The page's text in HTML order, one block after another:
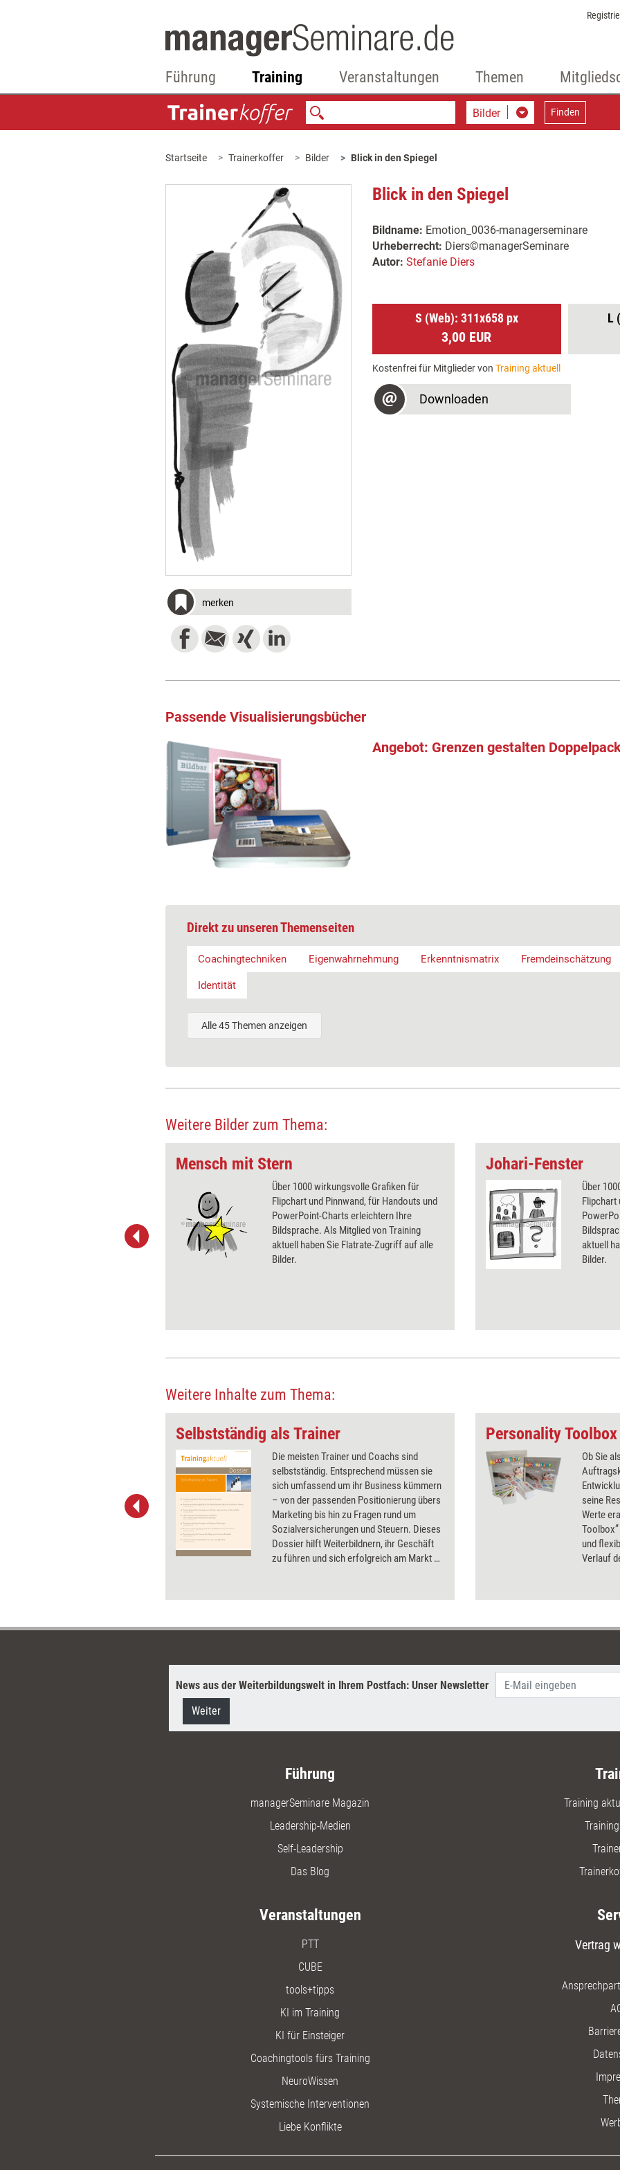
Führung Training Veranstaltungen Themen
Bilder Finden
Startseite Trainerkoffer Bilder Blick in den Spiegel
merken
Blick in den Spiegel
Bildname: Emotion_0036-managerseminare
Urheberrecht: Diers©managerSeminare
Autor: Stefanie Diers
S (Web): 311x658 px
3,00 EUR
L
Kostenfrei für Mitglieder von Training aktuell
Downloaden
Passende Visualisierungsbücher
Angebot: Grenzen gestalten
Direkt zu unseren Themenseiten
Coachingtechniken Eigenwahrnehmung Erkenntnismatrix Fremdeinschätzung
Identität
Alle 45 Themen anzeigen
Weitere Bilder zum Thema:
Mensch mit Stern
Über 1000 wirkungsvolle Grafiken für
Flipchart und Pinnwand, für Handouts und
PowerPoint-Charts erleichtern Ihre
Bildsprache. Als Mitglied von Training
aktuell haben Sie Flatrate-Zugriff auf alle
Bilder.
Johari-Fenster
Über
Flipchart
aktuell
Bilder.
Weitere Inhalte zum Thema:
Selbstständig als Trainer
Die meisten Trainer und Coachs sind
selbstständig. Entsprechend müssen sie
sich umfassend um ihr Business kümmern
– von der passenden Positionierung übers
Marketing bis hin zu Fragen rund um
Sozialversicherungen und Steuern. Dieses
Dossier hilft Weiterbildnern, ihr Geschäft
zu führen und sich erfolgreich am Markt zu
Personality Toolbox
Ob Sie
seine
Werte
und
Verlauf
Ein
News aus der Weiterbildungswelt in Ihrem Postfach: Unser Newsletter
Weiter
Führung
managerSeminare Magazin
Leadership-Medien
Self-Leadership
Das Blog
Training
Veranstaltungen
PTT
CUBE
tools+tipps
KI im Training
KI für Einsteiger
Coachingtools fürs Training
NeuroWissen
Systemische Interventionen
Liebe Konflikte
Vertrag